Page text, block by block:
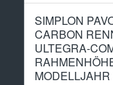
SIMPLON
CARBON
ULTEGRA-
MODELLJAHR